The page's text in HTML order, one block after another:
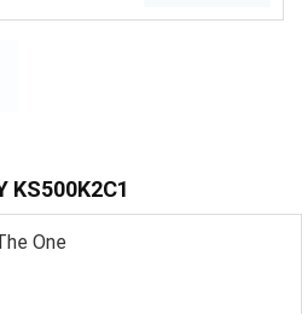
KS500K2C1
One